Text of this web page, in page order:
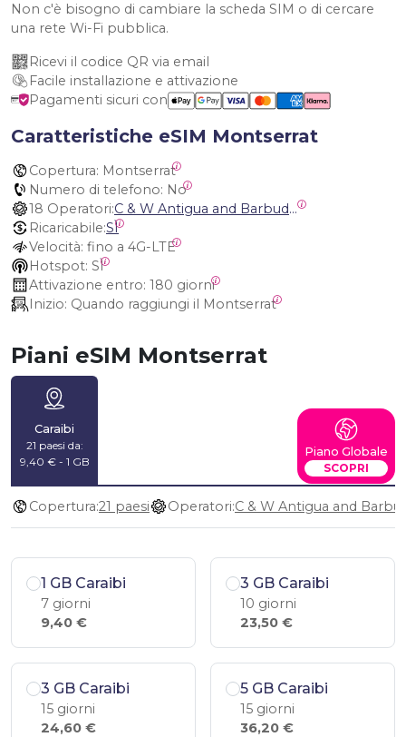
Non c'è bisogno di cambiare la scheda SIM o di cercare
una rete Wi-Fi pubblica.
Ricevi il codice QR via email
Facile installazione e attivazione
Pagamenti sicuri con
Caratteristiche eSIM Montserrat
Copertura: Montserrat
Numero di telefono: No
18 Operatori:
C & W Antigua and Barbuda, Cable and Wireless Anguilla, Cable & Wireless - LIME, Setel Netherlands Antilles, BTC Bahamas, C&W (Flow), Claro, Bouygues/DigiCel, Dauphin, Free, Cable & Wireless Jamaica, Cable & Wireless Saint Kitts and Nevis, Cable & Wireless Saint Lucia, Cable & Wireless Montserrat, Liberty, Telephone Company Puerto Rico , Cable & Wireless, C & W Saint Vincent and Grenadines
Ricaricabile:SÌ
Velocità: fino a 4G-LTE
Hotspot: SÌ
Attivazione entro: 180 giorni
Inizio: Quando raggiungi il Montserrat
Piani eSIM Montserrat
Caraibi
21 paesi da:
9,40 € - 1 GB
Piano Globale
SCOPRI
Copertura:21 paesi Operatori:
1 GB Caraibi
7 giorni
9,40 €
3 GB Caraibi
10 giorni
23,50 €
3 GB Caraibi
15 giorni
24,60 €
5 GB Caraibi
15 giorni
36,20 €